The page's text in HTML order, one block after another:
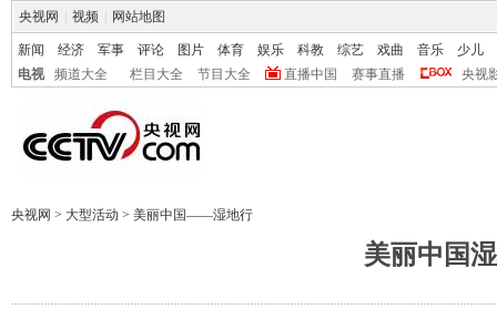
央视网 视频 网站地图
新闻 经济 军事 评论 图片 体育 娱乐 科教 综艺 戏曲 音乐
少儿
电视
频道大全 栏目大全 节目大全 直播中国 赛事直播 央视
央视网 > 大型活动 > 美丽中国——湿地行
美丽中国